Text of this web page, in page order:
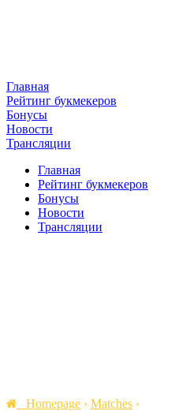
Главная
Рейтинг букмекеров
Бонусы
Новости
Трансляции
Главная
Рейтинг букмекеров
Бонусы
Новости
Трансляции
Homepage › Matches ›